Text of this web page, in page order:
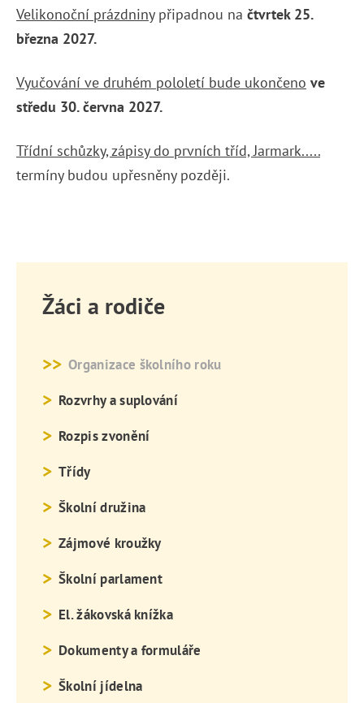
Velikonoční prázdninypřipadnou na čtvrtek 25.
března 2027.
Vyučování ve druhém pololetí bude ukončeno ve
středu 30. června 2027.
Třídní schůzky, zápisy do prvních tříd, Jarmark.....
termíny budou upřesněny později.
Žáci a rodiče
Organizace školního roku
Rozvrhy a suplování
Rozpis zvonění
Třídy
Školní družina
Zájmové kroužky
Školní parlament
El. žákovská knížka
Dokumenty a formuláře
Školní jídelna